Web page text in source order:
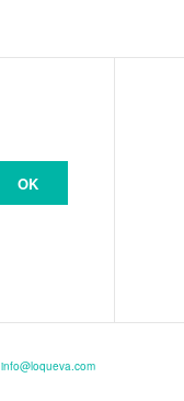
OK
info@loqueva.com